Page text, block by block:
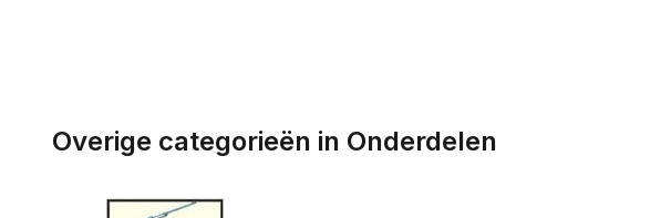
Overige categorieën in Onderdelen